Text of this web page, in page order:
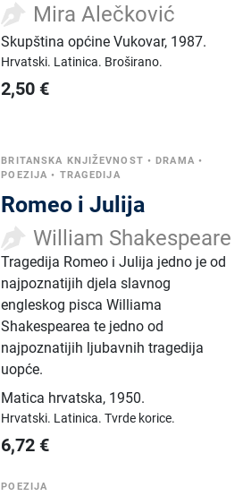
Mira Alečković
Skupština općine Vukovar, 1987.
Hrvatski. Latinica. Broširano.
2,50 €
BRITANSKA KNJIŽEVNOST •DRAMA •
POEZIJA • TRAGEDIJA
Romeo i Julija
William Shakespeare
Tragedija Romeo i Julija jedno je od
najpoznatijih djela slavnog
engleskog pisca Williama
Shakespearea te jedno od
najpoznatijih ljubavnih tragedija
uopće.
Matica hrvatska, 1950.
Hrvatski. Latinica.Tvrde korice.
6,72 €
POEZIJA